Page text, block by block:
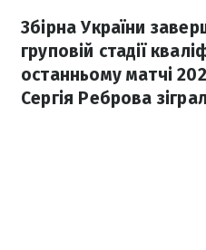
Збірна України
груповій стадії
останньому матчі
Сергія Реброва